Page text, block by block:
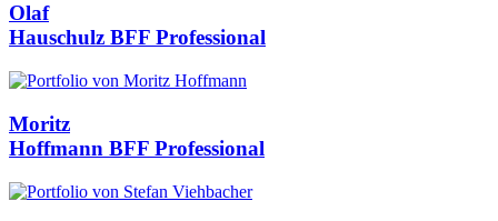
Olaf
Hauschulz BFF Professional
Moritz
Hoffmann BFF Professional